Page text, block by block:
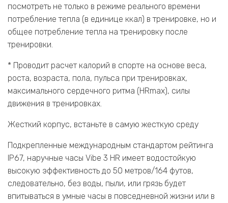
посмотреть не только в режиме реального времени
потребление тепла (в единице ккал) в тренировке, но и
общее потребление тепла на тренировку после
тренировки.
* Проводит расчет калорий в спорте на основе веса,
роста, возраста, пола, пульса при тренировках,
максимального сердечного ритма (HRmax), силы
движения в тренировках.
Жесткий корпус, встаньте в самую жесткую среду
Подкрепленные международным стандартом рейтинга
IP67, наручные часы Vibe 3 HR имеет водостойкую
высокую эффективность до 50 метров/164 футов,
следовательно, без воды, пыли, или грязь будет
впитываться в умные часы в повседневной жизни или в